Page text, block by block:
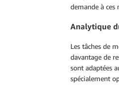
demande à ces
Analytique
Les tâches de
davantage de
sont adaptées
spécialement